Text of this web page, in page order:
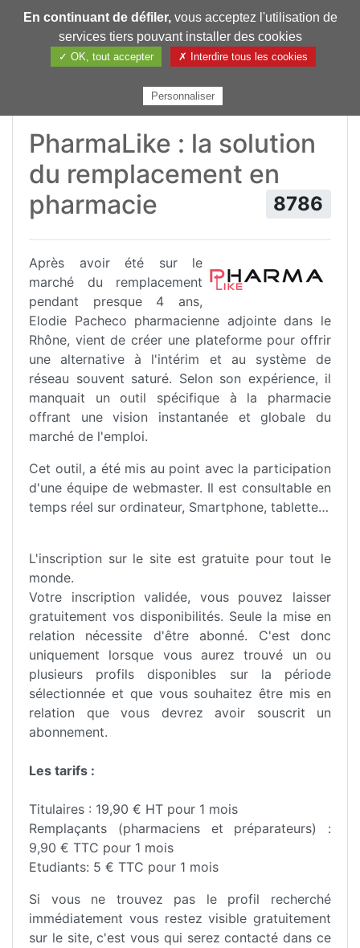
Pharmechange
PharmaLike : la solution
du remplacement en
pharmacie
8786
Après avoir été sur le
marché du remplacement
pendant presque 4 ans,
Elodie Pacheco pharmacienne adjointe dans le
Rhône, vient de créer une plateforme pour offrir
une alternative à l'intérim et au système de
réseau souvent saturé. Selon son expérience, il
manquait un outil spécifique à la pharmacie
offrant une vision instantanée et globale du
marché de l'emploi.
Cet outil, a été mis au point avec la participation
d'une équipe de webmaster. Il est consultable en
temps réel sur ordinateur, Smartphone, tablette…
L'inscription sur le site est gratuite pour tout le
monde.
Votre inscription validée, vous pouvez laisser
gratuitement vos disponibilités. Seule la mise en
relation nécessite d'être abonné. C'est donc
uniquement lorsque vous aurez trouvé un ou
plusieurs profils disponibles sur la période
sélectionnée et que vous souhaitez être mis en
relation que vous devrez avoir souscrit un
abonnement.
Les tarifs :
Titulaires : 19,90 € HT pour 1 mois
Remplaçants (pharmaciens et préparateurs) :
9,90 € TTC pour 1 mois
Etudiants: 5 € TTC pour 1 mois
Si vous ne trouvez pas le profil recherché
immédiatement vous restez visible gratuitement
sur le site, c'est vous qui serez contacté dans ce
En continuant de défiler,vous acceptez l'utilisation de
services tiers pouvant installer des cookies
✓ OK, tout accepter ✗ Interdire tous les cookies
Personnaliser